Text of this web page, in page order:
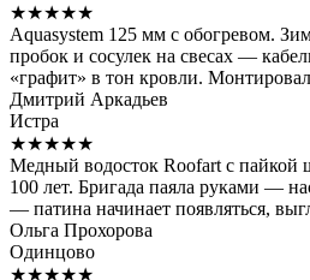
★★★★★
Aquasystem 125 мм с обогревом.
пробок и сосулек на свесах —
«графит» в тон кровли.
Дмитрий Аркадьев
Истра
★★★★★
Медный водосток Roofart с пайкой
100 лет. Бригада паяла руками —
— патина начинает появляться,
Ольга Прохорова
Одинцово
★★★★★